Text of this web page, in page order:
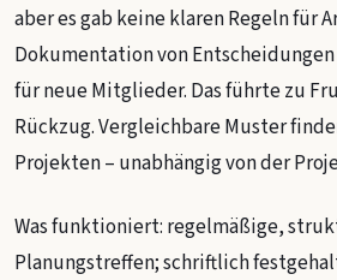
aber es gab keine klaren Regeln für
Dokumentation von
für neue Mitglieder. Das führte zu
Rückzug. Vergleichbare Muster
Projekten – unabhängig von der
Was funktioniert: regelmäßige,
Planungstreffen; schriftlich